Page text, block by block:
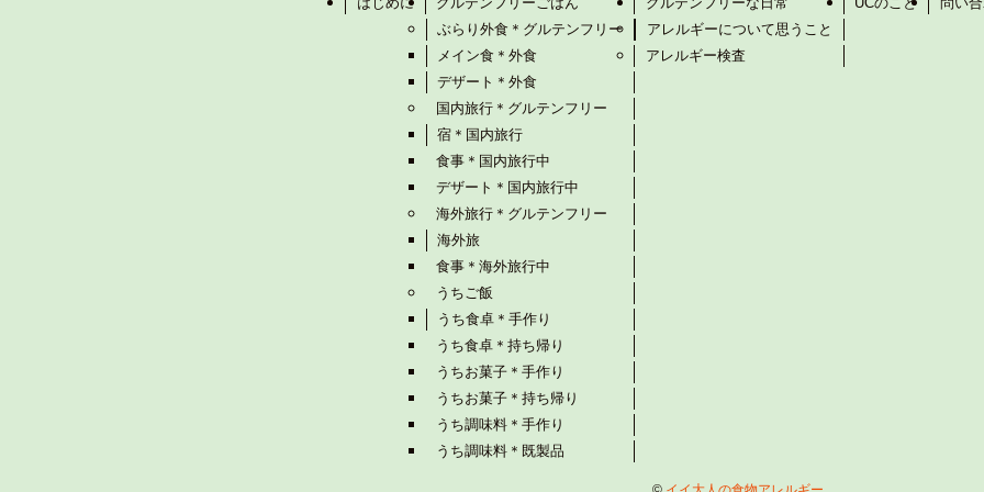
ぶらり外食＊グルテンフリー
メイン食＊外食
デザート＊外食
国内旅行＊グルテンフリー
宿＊国内旅行
食事＊国内旅行中
デザート＊国内旅行中
海外旅行＊グルテンフリー
海外旅
食事＊海外旅行中
うちご飯
うち食卓＊手作り
うち食卓＊持ち帰り
うちお菓子＊手作り
うちお菓子＊持ち帰り
うち調味料＊手作り
うち調味料＊既製品
アレルギーについて思うこと
アレルギー検査